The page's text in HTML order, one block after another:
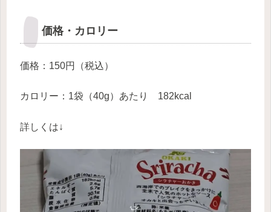
価格・カロリー
価格：150円（税込）
カロリー：1袋（40g）あたり 182kcal
詳しくは↓